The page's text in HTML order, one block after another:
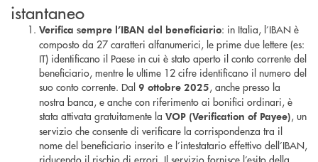
istantaneo
Verifica sempre l’IBAN del beneficiario: in Italia, l’IBAN è
composto da 27 caratteri alfanumerici, le prime due lettere (es:
IT) identificano il Paese in cui è stato aperto il conto corrente del
beneficiario, mentre le ultime 12 cifre identificano il numero del
suo conto corrente. Dal 9 ottobre 2025, anche presso la
nostra banca, e anche con riferimento ai bonifici ordinari, è
stata attivata gratuitamente la VOP (Verification of Payee), un
servizio che consente di verificare la corrispondenza tra il
nome del beneficiario inserito e l’intestatario effettivo dell’IBAN,
riducendo il rischio di errori. Il servizio fornisce l’esito della